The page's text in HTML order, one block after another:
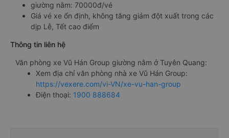
giường nằm: 70000đ/vé
Giá vé xe ổn định, không tăng giảm đột xuất trong các
dịp Lễ, Tết cao điểm
Thông tin liên hệ
Văn phòng xe Vũ Hán Group giường nằm ở Tuyên Quang:
Xem địa chỉ văn phòng nhà xe Vũ Hán Group:
https://vexere.com/vi-VN/xe-vu-han-group
Điện thoại: 1900 888684